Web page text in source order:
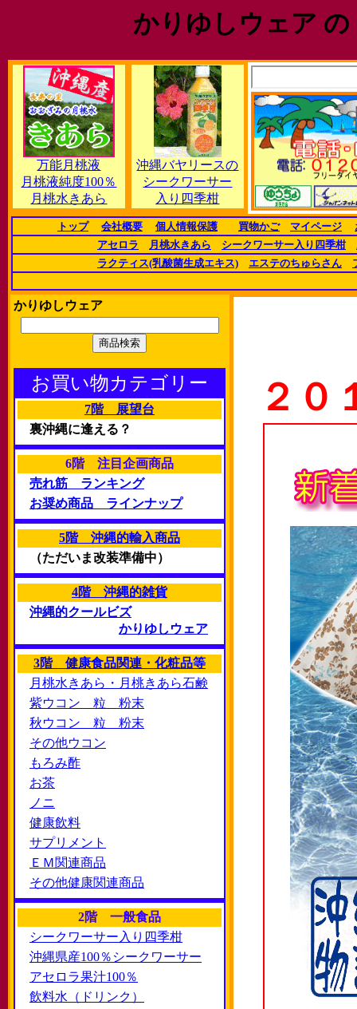
かりゆしウェア
万能月桃液
月桃液純度100％
月桃水きあら
沖縄バヤリースの
シークワーサー
入り四季柑
トップ 会社概要 個人情報保護 買物かご マイページ
アセロラ
月桃水きあら シークワーサー入り四季柑
ラクティス(乳酸菌生成エキス)
エステのちゅらさん
かりゆしウェア
お買い物カテゴリー
7階 展望台
裏沖縄に逢える？
6階 注目企画商品
売れ筋 ランキング
お奨め商品 ラインナップ
5階 沖縄的輸入商品
（ただいま改装準備中）
4階 沖縄的雑貨
沖縄的クールビズ
かりゆしウェア
3階 健康食品関連・化粧品等
月桃水きあら・月桃きあら石鹸
紫ウコン 粒 粉末
秋ウコン 粒 粉末
その他ウコン
もろみ酢
お茶
ノニ
健康飲料
サプリメント
ＥＭ関連商品
その他健康関連商品
2階 一般食品
シークワーサー入り四季柑
沖縄県産100％シークワーサー
アセロラ果汁100％
飲料水（ドリンク）
２０